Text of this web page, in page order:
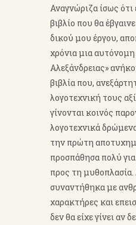
Αναγνώριζα ίσως
βιβλίο που θα
δικού μου έργου,
χρόνια μια
Αλεξάνδρειας»
βιβλία που,
λογοτεχνική τους
γίνονται κοινός
λογοτεχνικά
την πρώτη
προσπάθησα πολύ
προς τη μυθοπλασία.
συναντήθηκα με
χαρακτήρες και
δεν θα είχε γίνει αν